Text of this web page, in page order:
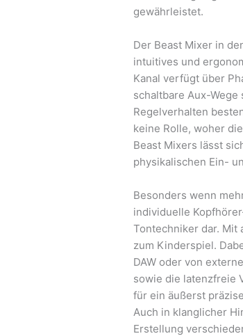
gewährleistet.
Der Beast Mixer in
intuitives und
Kanal verfügt über
schaltbare Aux-
Regelverhalten
keine Rolle, woher
Beast Mixers lässt
physikalischen Ein-
Besonders wenn
individuelle
Tontechniker dar. Mit
zum Kinderspiel.
DAW oder von
sowie die latenzfreie
für ein äußerst
Auch in klanglicher
Erstellung